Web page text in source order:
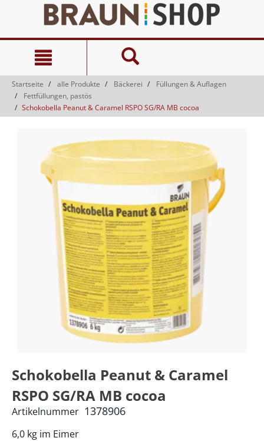
springen
Navigationsmenü
springen
Startseite alle Produkte Bäckerei
Füllungen & Auflagen
Fettfüllungen, pastös
Schokobella Peanut & Caramel RSPO SG/RA MB cocoa
Schokobella Peanut & Caramel
RSPO SG/RA MB cocoa
6,0 kg im Eimer
Artikelnummer 1378906